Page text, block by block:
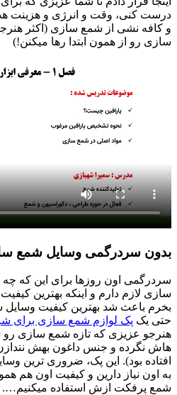
درست کنی، وقت و انرژی و هزینت
و کافه نشی از شمع سازی (اکثر
سازی رو از همون ابتدا رها میکنن!)
بدون سردرگمی وسایل شمع
سردرگمی اون روزها برای این که
سازی لازم دارم و اینکه بهترین
بخرم باعث شد بهترین کیفیت
حتی یک پک لوازم شمع سازی برای
هنرجو عزیزی که تازه شمع سازی رو
هاش نگرده و جنس داغون بهش
افتاده بود). این پک، ضروری ترین
به اون نیاز دارین و کیفیت اون هم
شمع پرفکت ازش استفاده میکنیم….